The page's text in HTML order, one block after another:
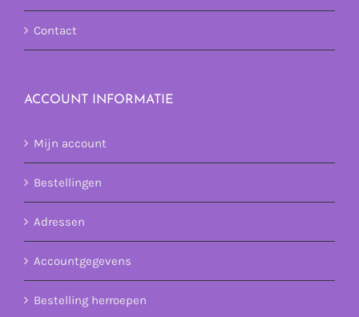
Contact
ACCOUNT INFORMATIE
Mijn account
Bestellingen
Adressen
Accountgegevens
Bestelling herroepen